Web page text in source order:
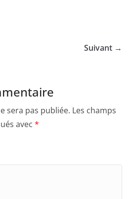
Suivant →
sera pas publiée. Les champs
avec *